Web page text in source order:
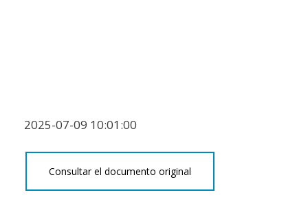
2025-07-09 10:01:00
Consultar el documento original